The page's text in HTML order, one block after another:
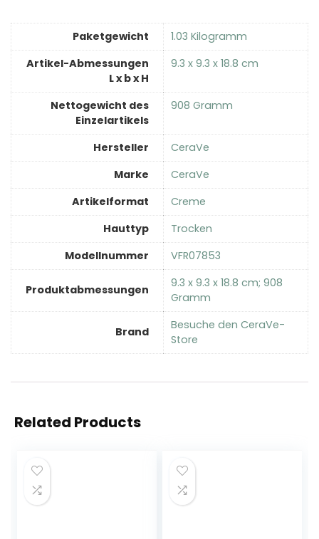
Paketgewicht
‎1.03 Kilogramm
Artikel-Abmessungen
L x b x H
‎9.3 x 9.3 x 18.8 cm
Nettogewicht des
Einzelartikels
‎908 Gramm
Hersteller
‎CeraVe
Marke
‎CeraVe
Artikelformat
‎Creme
Hauttyp
‎Trocken
Modellnummer
‎VFR07853
Produktabmessungen
‎9.3 x 9.3 x 18.8 cm; 908
Gramm
Brand
Besuche den CeraVe-
Store
Related Products